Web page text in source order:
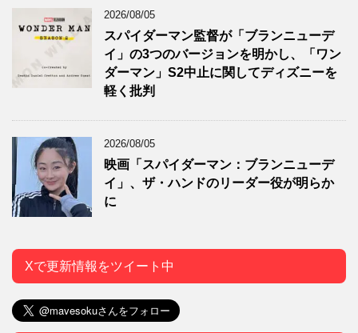
2026/08/05
スパイダーマン監督が「ブランニューデ
イ」の3つのバージョンを明かし、「ワン
ダーマン」S2中止に関してディズニーを
軽く批判
2026/08/05
映画「スパイダーマン：ブランニューデ
イ」、ザ・ハンドのリーダー役が明らか
に
Xで更新情報をツイート中